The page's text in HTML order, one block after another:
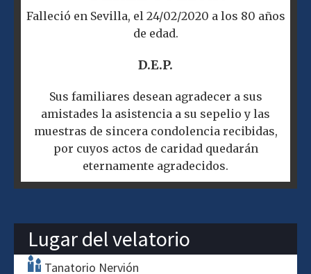
Falleció en Sevilla, el 24/02/2020 a los 80 años
de edad.
D.E.P.
Sus familiares desean agradecer a sus
amistades la asistencia a su sepelio y las
muestras de sincera condolencia recibidas,
por cuyos actos de caridad quedarán
eternamente agradecidos.
Lugar del velatorio
Tanatorio Nervión